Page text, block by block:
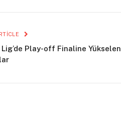
Play-off Finaline Yükselen